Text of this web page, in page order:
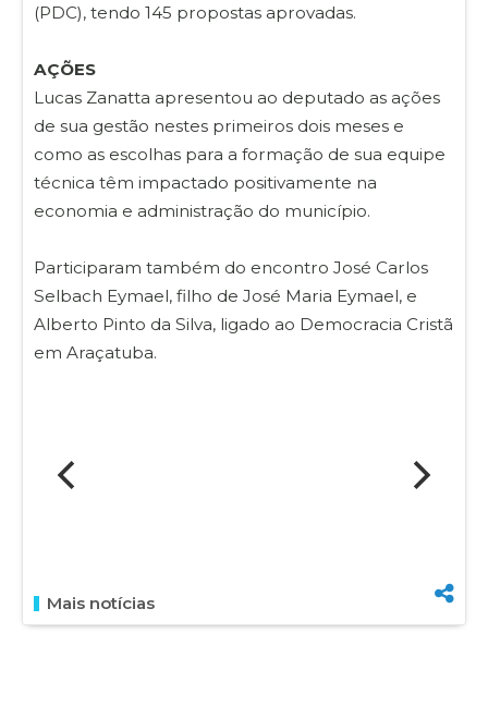
(PDC), tendo 145 propostas aprovadas.
AÇÕES
Lucas Zanatta apresentou ao deputado as ações
de sua gestão nestes primeiros dois meses e
como as escolhas para a formação de sua equipe
técnica têm impactado positivamente na
economia e administração do município.
Participaram também do encontro José Carlos
Selbach Eymael, filho de José Maria Eymael, e
Alberto Pinto da Silva, ligado ao Democracia Cristã
em Araçatuba.
Mais notícias